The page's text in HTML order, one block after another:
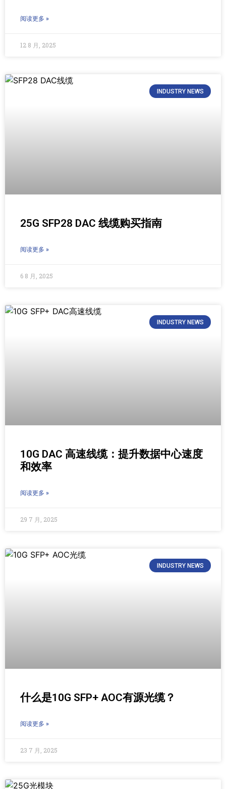
阅读更多 »
12 8 月, 2025
INDUSTRY NEWS
25G SFP28 DAC 线缆购买指南
阅读更多 »
6 8 月, 2025
INDUSTRY NEWS
10G DAC 高速线缆：提升数据中心速度
和效率
阅读更多 »
29 7 月, 2025
INDUSTRY NEWS
什么是10G SFP+ AOC有源光缆？
阅读更多 »
23 7 月, 2025